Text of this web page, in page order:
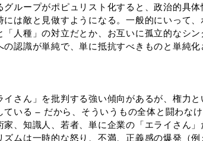
ループがポピュリスト化すると、政治的具
は敵と見做すようになる。一般的にいって
人種」の対立だとか、お互いに孤立的なシ
認識が単純で、単に抵抗すべきものと単純
さん」を批判する強い傾向があるが、権力
いる ― だから、そういうもの全体と闘わな
家、知識人、若者、単に企業の「エライさん
ムは一時的な怒り、不満、正義感の爆発（